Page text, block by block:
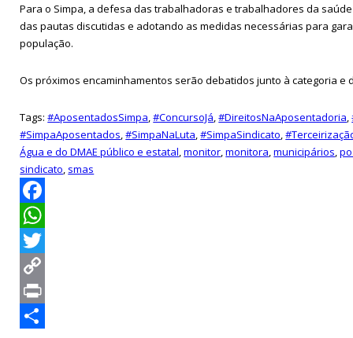
Para o Simpa, a defesa das trabalhadoras e trabalhadores da
das pautas discutidas e adotando as medidas necessárias para
população.
Os próximos encaminhamentos serão debatidos junto à categoria e
Tags:#AposentadosSimpa,#ConcursoJá,#DireitosNaAposentadoria,
#SimpaAposentados,#SimpaNaLuta,#SimpaSindicato,
Água e do DMAE público e estatal,monitor,monitora,municipários,
sindicato, smas
Facebook
WhatsApp
Twitter
Copy
Link
Print